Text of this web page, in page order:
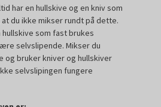
har en hullskive og en kniv som
du ikke mikser rundt på dette.
hullskive som fast brukes
selvslipende. Mikser du
og bruker kniver og hullskiver
selvslipingen fungere